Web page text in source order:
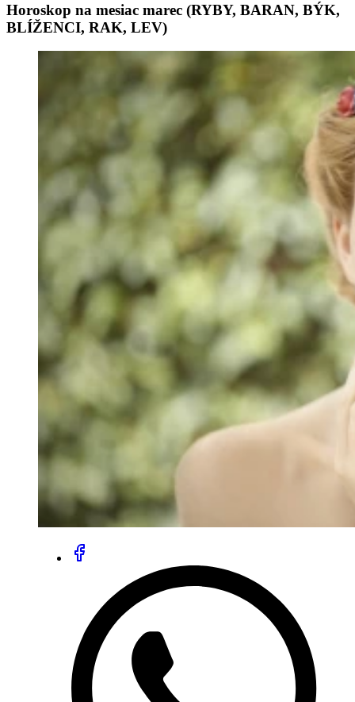
Horoskop na mesiac marec (RYBY, BARAN, BÝK,
BLÍŽENCI, RAK, LEV)